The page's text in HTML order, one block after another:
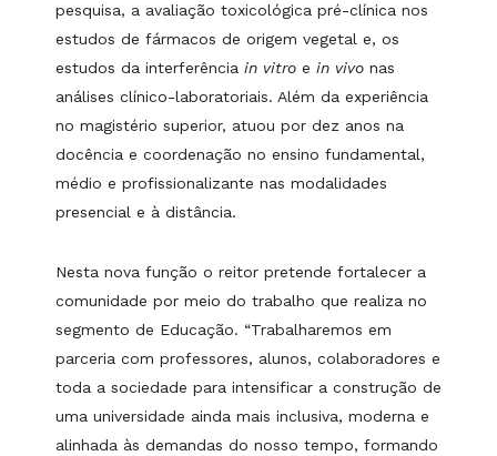
pesquisa, a avaliação toxicológica pré-clínica nos
estudos de fármacos de origem vegetal e, os
estudos da interferência in vitro e in vivo nas
análises clínico-laboratoriais. Além da experiência
no magistério superior, atuou por dez anos na
docência e coordenação no ensino fundamental,
médio e profissionalizante nas modalidades
presencial e à distância.
Nesta nova função o reitor pretende fortalecer a
comunidade por meio do trabalho que realiza no
segmento de Educação. “Trabalharemos em
parceria com professores, alunos, colaboradores e
toda a sociedade para intensificar a construção de
uma universidade ainda mais inclusiva, moderna e
alinhada às demandas do nosso tempo, formando